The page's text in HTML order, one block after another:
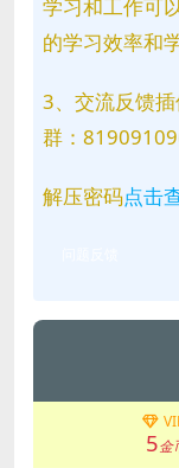
学习和工作可
的学习效率和
3、交流反馈
群：
解压密码点击
5金